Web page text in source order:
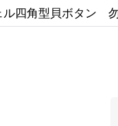
四角型貝ボタン